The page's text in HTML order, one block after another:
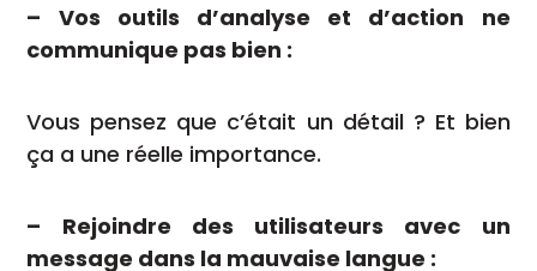
– Vos outils d’analyse et d’action ne
communique pas bien :
Vous pensez que c’était un détail ? Et bien
ça a une réelle importance.
– Rejoindre des utilisateurs avec un
message dans la mauvaise langue :